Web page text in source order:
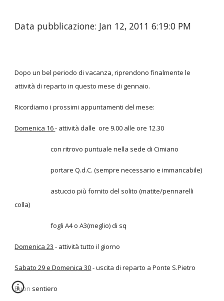
Data pubblicazione: Jan 12, 2011 6:19:0 PM
Dopo un bel periodo di vacanza, riprendono finalmente le
attività di reparto in questo mese di gennaio.
Ricordiamo i prossimi appuntamenti del mese:
Domenica 16- attività dalle ore 9.00 alle ore 12.30
con ritrovo puntuale nella sede di Cimiano
portare Q.d.C. (sempre necessario e immancabile)
astuccio più fornito del solito (matite/pennarelli
colla)
fogli A4 o A3(meglio) di sq
Domenica 23 - attività tutto il giorno
Sabato 29 e Domenica 30- uscita di reparto a Ponte S.Pietro
Buon sentiero